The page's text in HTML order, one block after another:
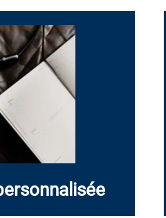
pour entreprises,
à vos objectifs.